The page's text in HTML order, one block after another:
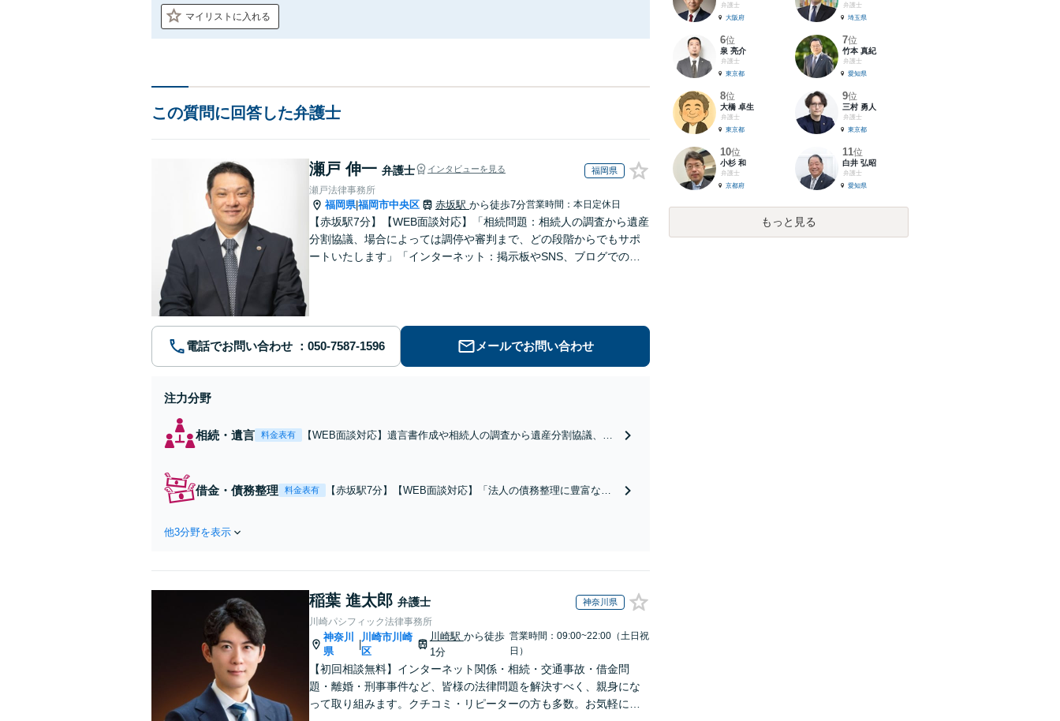
マイリストに入れる
この質問に回答した弁護士
瀬戸 伸一 弁護士 インタビューを見る 福岡県
瀬戸法律事務所
福岡県|福岡市中央区 赤坂駅 から徒歩7分営業時間：本日定休日
【赤坂駅7分】【WEB面談対応】「相続問題：相続人の調査から遺産
分割協議、場合によっては調停や審判まで、どの段階からでもサポ
ートいたします」「インターネット：掲示板やSNS、ブログでの誹
電話でお問い合わせ メールでお問い合わせ
注力分野
相続・遺言 料金表有
【WEB面談対応】遺言書作成や相続人の調査から遺産分割協議、場
代に引き継ぐ安心の事業承継をサポート」【完全個室相談】
借金・債務整理 料金表有
【赤坂駅7分】【WEB面談対応】「法人の債務整理に豊富な実
他3分野を表示
稲葉 進太郎 弁護士 神奈川県
川崎パシフィック法律事務所
神奈川
県
|
川崎市川崎
区
川崎駅 から徒歩
1分
営業時間：09:00~22:00（土日祝
日）
【初回相談無料】インターネット関係・相続・交通事故・借金問
題・離婚・刑事事件など、皆様の法律問題を解決すべく、親身にな
って取り組みます。クチコミ・リピーターの方も多数。お気軽にお
弁護士
大阪府
弁護士
埼玉県
6位
泉 亮介
弁護士
東京都
7位
竹本 真紀
弁護士
愛知県
8位
大橋 卓生
弁護士
東京都
9位
三村 勇人
弁護士
東京都
10位
小杉 和
弁護士
京都府
11位
白井 弘昭
弁護士
愛知県
もっと見る